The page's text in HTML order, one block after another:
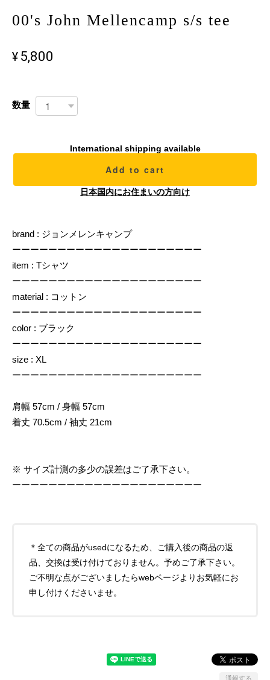
00's John Mellencamp s/s tee
¥5,800
数量
International shipping available
Add to cart
日本国内にお住まいの方向け
brand : ジョンメレンキャンプ
ーーーーーーーーーーーーーーーーーーーーー
item : Tシャツ
ーーーーーーーーーーーーーーーーーーーーー
material : コットン
ーーーーーーーーーーーーーーーーーーーーー
color : ブラック
ーーーーーーーーーーーーーーーーーーーーー
size : XL
ーーーーーーーーーーーーーーーーーーーーー
肩幅 57cm / 身幅 57cm
着丈 70.5cm / 袖丈 21cm
※ サイズ計測の多少の誤差はご了承下さい。
ーーーーーーーーーーーーーーーーーーーーー
＊全ての商品がusedになるため、ご購入後の商品の返
品、交換は受け付けておりません。予めご了承下さい。
ご不明な点がございましたらwebページよりお気軽にお
申し付けくださいませ。
通報する